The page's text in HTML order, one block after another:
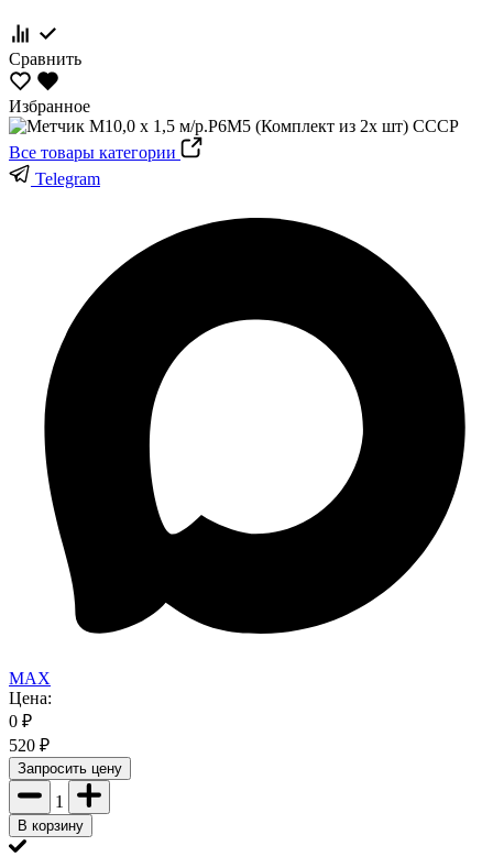
Сравнить
Избранное
Все товары категории
Telegram
MAX
Цена:
0 ₽
520 ₽
Запросить цену
1
В корзину